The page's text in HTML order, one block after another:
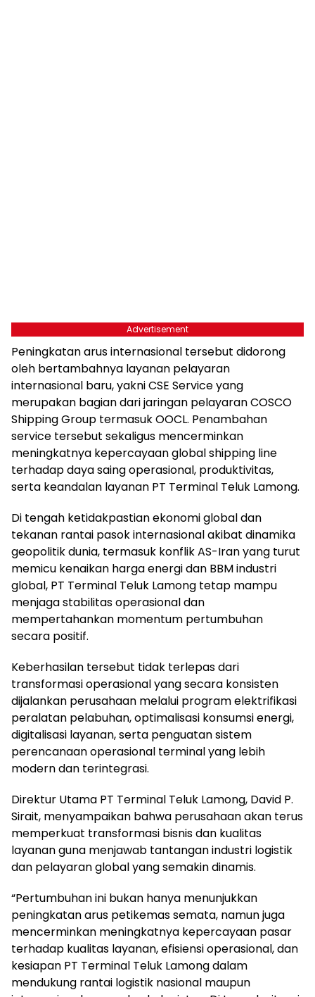
Advertisement
Peningkatan arus internasional tersebut didorong
oleh bertambahnya layanan pelayaran
internasional baru, yakni CSE Service yang
merupakan bagian dari jaringan pelayaran COSCO
Shipping Group termasuk OOCL. Penambahan
service tersebut sekaligus mencerminkan
meningkatnya kepercayaan global shipping line
terhadap daya saing operasional, produktivitas,
serta keandalan layanan PT Terminal Teluk Lamong.
Di tengah ketidakpastian ekonomi global dan
tekanan rantai pasok internasional akibat dinamika
geopolitik dunia, termasuk konflik AS-Iran yang turut
memicu kenaikan harga energi dan BBM industri
global, PT Terminal Teluk Lamong tetap mampu
menjaga stabilitas operasional dan
mempertahankan momentum pertumbuhan
secara positif.
Keberhasilan tersebut tidak terlepas dari
transformasi operasional yang secara konsisten
dijalankan perusahaan melalui program elektrifikasi
peralatan pelabuhan, optimalisasi konsumsi energi,
digitalisasi layanan, serta penguatan sistem
perencanaan operasional terminal yang lebih
modern dan terintegrasi.
Direktur Utama PT Terminal Teluk Lamong, David P.
Sirait, menyampaikan bahwa perusahaan akan terus
memperkuat transformasi bisnis dan kualitas
layanan guna menjawab tantangan industri logistik
dan pelayaran global yang semakin dinamis.
“Pertumbuhan ini bukan hanya menunjukkan
peningkatan arus petikemas semata, namun juga
mencerminkan meningkatnya kepercayaan pasar
terhadap kualitas layanan, efisiensi operasional, dan
kesiapan PT Terminal Teluk Lamong dalam
mendukung rantai logistik nasional maupun